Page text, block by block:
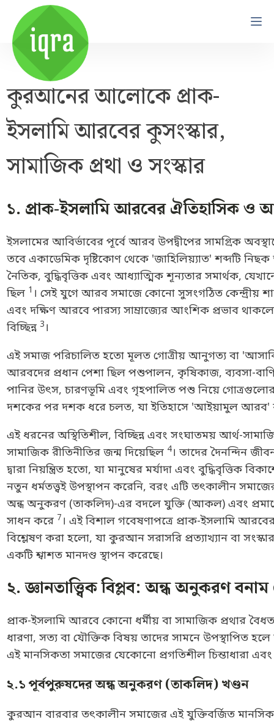
কুরআনের আলোকে প্রাক-
ইসলামি আরবের কুসংস্কার,
সামাজিক প্রথা ও সংস্কার
১. প্রাক-ইসলামি আরবের ঐতিহাসিক ও
ইসলামের আবির্ভাবের পূর্বে আরব উপদ্বীপের সামগ্রিক
তবে একাডেমিক দৃষ্টিকোণ থেকে 'জাহিলিয়্যাত' শব্দটি
নৈতিক, বুদ্ধিবৃত্তিক এবং আধ্যাত্মিক শূন্যতার সমার্থক,
ছিল 1 । সেই যুগে আরব সমাজে কোনো সুসংগঠিত কেন্দ্রীয়
এবং দক্ষিণ আরবে পারস্য সাম্রাজ্যের আংশিক প্রভাব
বিচ্ছিন্ন 3 ।
এই সমাজ পরিচালিত হতো মূলত গোত্রীয় আনুগত্য বা
আরবদের প্রধান পেশা ছিল পশুপালন, কৃষিকাজ, ব্যবসা-
পানির উৎস, চারণভূমি এবং গৃহপালিত পশু নিয়ে
দশকের পর দশক ধরে চলত, যা ইতিহাসে 'আইয়ামুল আরব'
এই ধরনের অস্থিতিশীল, বিচ্ছিন্ন এবং সংঘাতময় আর্থ-
সামাজিক রীতিনীতির জন্ম দিয়েছিল 4। তাদের দৈনন্দিন
দ্বারা নিয়ন্ত্রিত হতো, যা মানুষের মর্যাদা এবং বুদ্ধিবৃত্তিক
নতুন ধর্মতত্ত্বই উপস্থাপন করেনি, বরং এটি তৎকালীন
অন্ধ অনুকরণ (তাকলিদ)-এর বদলে যুক্তি (আকল) এবং
সাধন করে 7 । এই বিশাল গবেষণাপত্রে প্রাক-ইসলামি
বিশ্লেষণ করা হলো, যা কুরআন সরাসরি প্রত্যাখ্যান বা
একটি শ্বাশত মানদণ্ড স্থাপন করেছে।
২. জ্ঞানতাত্ত্বিক বিপ্লব: অন্ধ অনুকরণ বনাম
প্রাক-ইসলামি আরবে কোনো ধর্মীয় বা সামাজিক প্রথার
ধারণা, সত্য বা যৌক্তিক বিষয় তাদের সামনে উপস্থাপিত হলে
এই মানসিকতা সমাজের যেকোনো প্রগতিশীল চিন্তাধারা এবং
২.১ পূর্বপুরুষদের অন্ধ অনুকরণ (তাকলিদ) খণ্ডন
কুরআন বারবার তৎকালীন সমাজের এই যুক্তিবর্জিত